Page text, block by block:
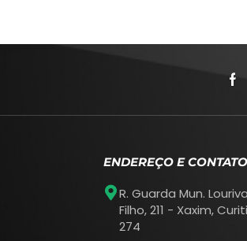
ENDEREÇO E CONTATO
R. Guarda Mun.
Filho, 211 - Xaxim,
274